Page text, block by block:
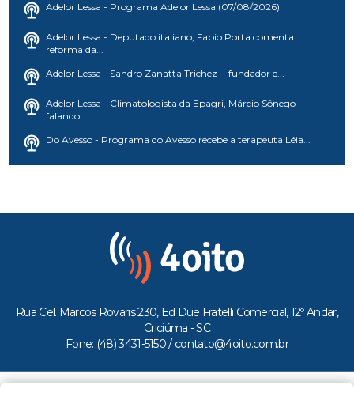
Adelor Lessa - Programa Adelor Lessa (07/08/2026)
Adelor Lessa - Deputado italiano, Fabio Porta comenta
reforma da...
Adelor Lessa - Sandro Zanatta Trichez - fundador e...
Adelor Lessa - Climatologista da Epagri, Márcio Sônego
falando...
Do Avesso - Programa do Avesso recebe a terapeuta Léia...
Rua Cel. Marcos Rovaris 230, Ed Due Fratelli Comercial, 12º Andar,
Criciúma - SC
Fone: (48) 3431-5150 / contato@4oito.com.br